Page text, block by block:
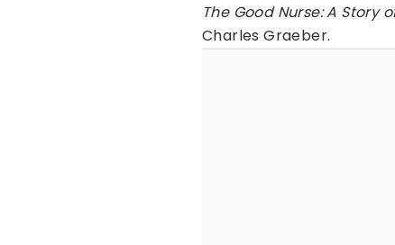
The Good Nurse: A Story
Charles Graeber.